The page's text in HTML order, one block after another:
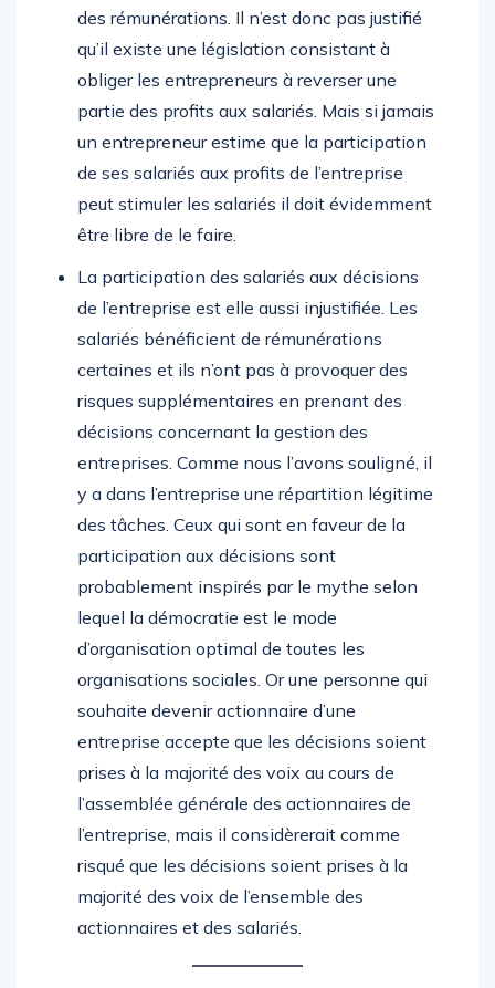
des rémunérations. Il n’est donc pas justifié
qu’il existe une législation consistant à
obliger les entrepreneurs à reverser une
partie des profits aux salariés. Mais si jamais
un entrepreneur estime que la participation
de ses salariés aux profits de l’entreprise
peut stimuler les salariés il doit évidemment
être libre de le faire.
La participation des salariés aux décisions
de l’entreprise est elle aussi injustifiée. Les
salariés bénéficient de rémunérations
certaines et ils n’ont pas à provoquer des
risques supplémentaires en prenant des
décisions concernant la gestion des
entreprises. Comme nous l’avons souligné, il
y a dans l’entreprise une répartition légitime
des tâches. Ceux qui sont en faveur de la
participation aux décisions sont
probablement inspirés par le mythe selon
lequel la démocratie est le mode
d’organisation optimal de toutes les
organisations sociales. Or une personne qui
souhaite devenir actionnaire d’une
entreprise accepte que les décisions soient
prises à la majorité des voix au cours de
l’assemblée générale des actionnaires de
l’entreprise, mais il considèrerait comme
risqué que les décisions soient prises à la
majorité des voix de l’ensemble des
actionnaires et des salariés.